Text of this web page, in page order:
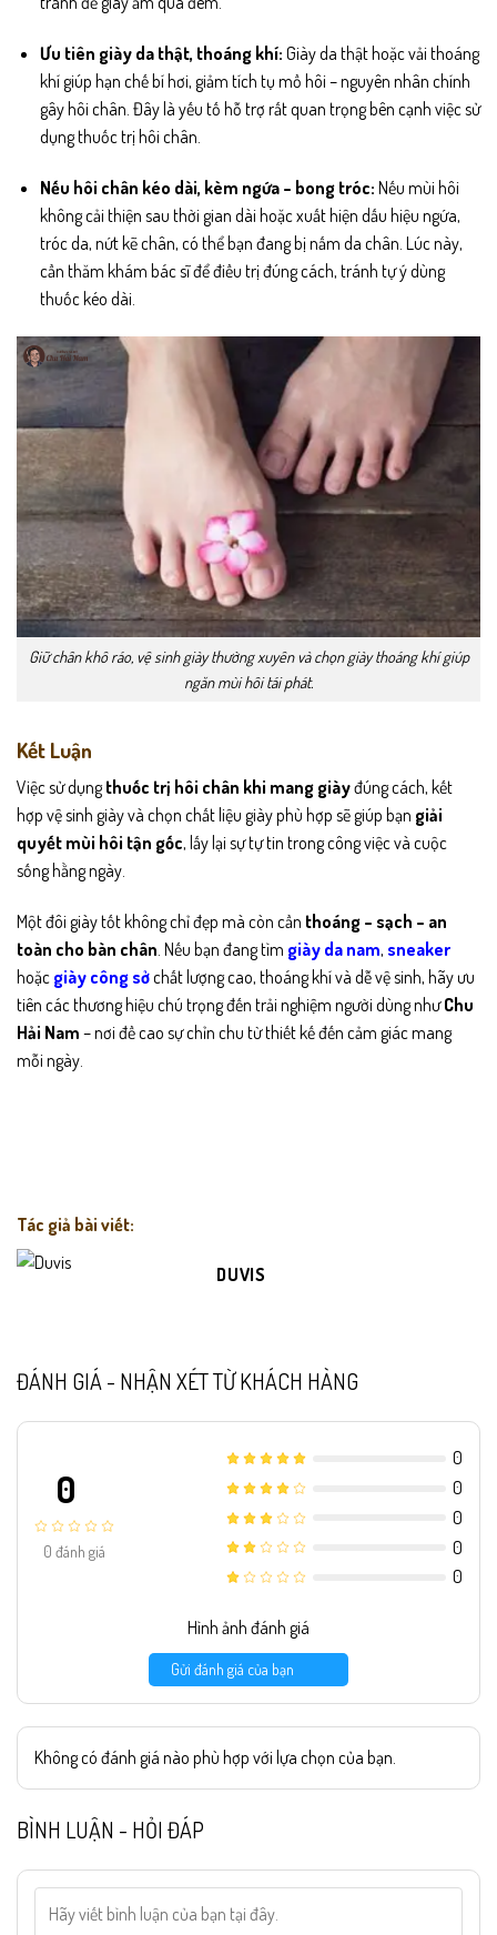
Ưu tiên giày da thật, thoáng khí: Giày da thật hoặc vải thoáng
khí giúp hạn chế bí hơi, giảm tích tụ mồ hôi – nguyên nhân chính
gây hôi chân. Đây là yếu tố hỗ trợ rất quan trọng bên cạnh việc sử
dụng thuốc trị hôi chân.
Nếu hôi chân kéo dài, kèm ngứa – bong tróc: Nếu mùi hôi
không cải thiện sau thời gian dài hoặc xuất hiện dấu hiệu ngứa,
tróc da, nứt kẽ chân, có thể bạn đang bị nấm da chân. Lúc này,
cần thăm khám bác sĩ để điều trị đúng cách, tránh tự ý dùng
thuốc kéo dài.
Giữ chân khô ráo, vệ sinh giày thường xuyên và chọn giày thoáng khí giúp
ngăn mùi hôi tái phát.
Kết Luận
Việc sử dụngthuốc trị hôi chân khi mang giàyđúng cách, kết
hợp vệ sinh giày và chọn chất liệu giày phù hợp sẽ giúp bạn giải
quyết mùi hôi tận gốc, lấy lại sự tự tin trong công việc và cuộc
sống hằng ngày.
Một đôi giày tốt không chỉ đẹp mà còn cần thoáng – sạch – an
toàn cho bàn chân. Nếu bạn đang tìm giày da nam, sneaker
hoặc giày công sởchất lượng cao, thoáng khí và dễ vệ sinh, hãy ưu
tiên các thương hiệu chú trọng đến trải nghiệm người dùng nhưChu
Hải Nam – nơi đề cao sự chỉn chu từ thiết kế đến cảm giác mang
mỗi ngày.
Tác giả bài viết:
DUVIS
ĐÁNH GIÁ - NHẬN XÉT TỪ KHÁCH HÀNG
0
0 đánh giá
0
0
0
0
0
Hình ảnh đánh giá
Gửi đánh giá của bạn
Không có đánh giá nào phù hợp với lựa chọn của bạn.
BÌNH LUẬN - HỎI ĐÁP